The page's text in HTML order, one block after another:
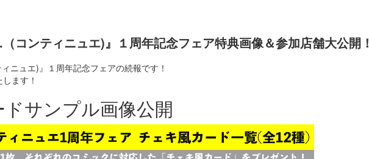
コンティニュエ)』１周年記念フェア特典画像＆参加店舗大公開！
ニュエ)』１周年記念フェアの続報です！
ます！
サンプル画像公開